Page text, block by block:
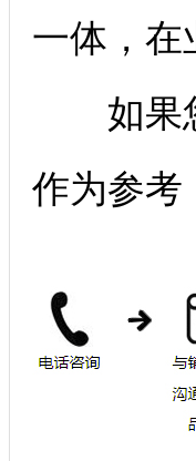
一体，在
如果您
作为参考